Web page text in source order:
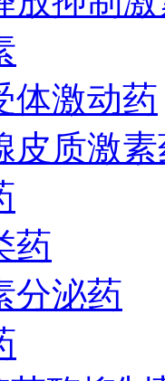
体激动药
皮质激
药
分泌药